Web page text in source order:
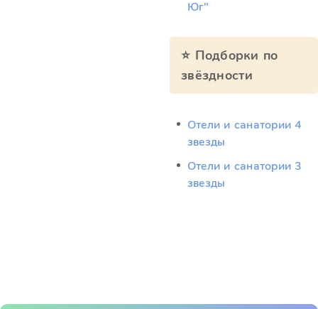
Юг"
⭐ Подборки по
звёздности
Отели и санатории 4
звезды
Отели и санатории 3
звезды